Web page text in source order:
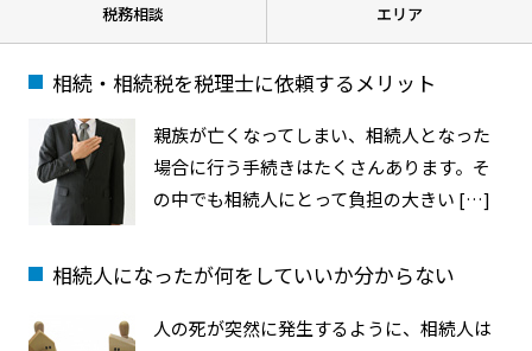
税務相談 エリア
相続・相続税を税理士に依頼するメリット
親族が亡くなってしまい、相続人となった
場合に行う手続きはたくさんあります。そ
の中でも相続人にとって負担の大きい […]
相続人になったが何をしていいか分からない
人の死が突然に発生するように、相続人は